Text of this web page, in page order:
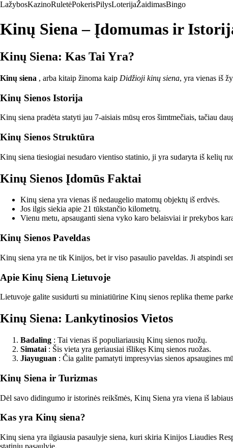
LažybosKazinoRuletėPokerisPilysLoterijaŽaidimasBingo
Kinų Siena – Įdomumas ir
Kinų Siena: Kas Tai Yra?
Kinų siena , arba kitaip žinoma kaip Didžioji kinų siena, yra vienas iš
Kinų Sienos Istorija
Kinų siena pradėta statyti jau 7-aisiais mūsų eros šimtmečiais, tačiau
Kinų Sienos Struktūra
Kinų siena tiesiogiai nesudaro vientiso statinio, ji yra sudaryta iš kelių
Kinų Sienos Įdomūs Faktai
Kinų siena yra vienas iš nedaugelio matomų objektų iš erdvės.
Jos ilgis siekia apie 21 tūkstančio kilometrų.
Vienu metu, apsauganti siena vyko karo belaisviai ir prekybos
Kinų Sienos Paveldas
Kinų siena yra ne tik Kinijos, bet ir viso pasaulio paveldas. Ji atspindi
Apie Kinų Sieną Lietuvoje
Lietuvoje galite susidurti su miniatiūrine Kinų sienos replika theme
Kinų Siena: Lankytinosios Vietos
Badaling : Tai vienas iš populiariausių Kinų sienos ruožų.
Simatai : Šis vieta yra geriausiai išlikęs Kinų sienos ruožas.
Jiayuguan : Čia galite pamatyti impresyvias sienos apsaugines
Kinų Siena ir Turizmas
Dėl savo didingumo ir istorinės reikšmės, Kinų Siena yra viena iš
Kas yra Kinų siena?
Kinų siena yra ilgiausia pasaulyje siena, kuri skiria Kinijos Liaudies
statinių pasaulyje.